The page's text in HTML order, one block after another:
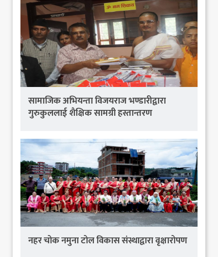
सामाजिक अभियन्ता विजयराज भण्डारीद्वारा
गुरुकुललाई शैक्षिक सामग्री हस्तान्तरण
नहर चोक नमुना टोल विकास संस्थाद्वारा वृक्षारोपण